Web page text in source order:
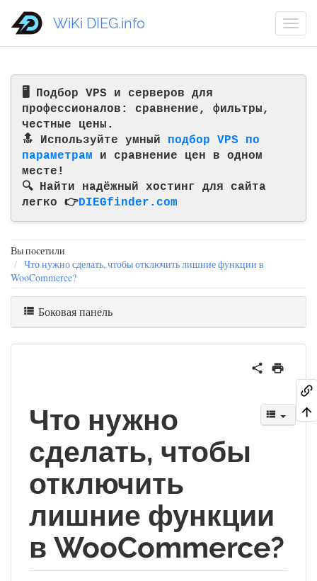
🖥️ Подбор VPS и серверов для
профессионалов: сравнение, фильтры,
честные цены.
🔝 Используйте умный подбор VPS по
параметрам и сравнение цен в одном
месте!
🔍 Найти надёжный хостинг для сайта
легко 👉DIEGfinder.com
WiKi DIEG.info
Вы посетили
Что нужно сделать, чтобы отключить лишние функции в
WooCommerce?
Боковая панель
Что нужно
сделать, чтобы
отключить
лишние функции
в WooCommerce?